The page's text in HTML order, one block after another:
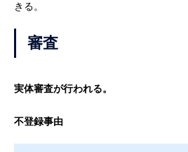
きる。
審査
実体審査が行われる。
不登録事由